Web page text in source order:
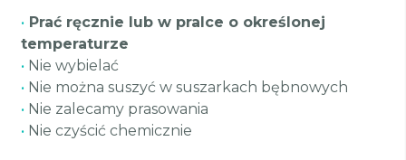
• Prać ręcznie lub w pralce o określonej
temperaturze
• Nie wybielać
• Nie można suszyć w suszarkach bębnowych
• Nie zalecamy prasowania
• Nie czyścić chemicznie